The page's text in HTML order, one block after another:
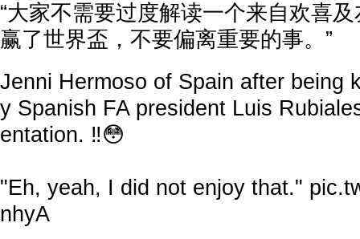
“大家不需要过度解读一个来自欢喜
赢了世界盃，不要偏离重要的事。”
Jenni Hermoso of Spain after being
y Spanish FA president Luis
entation. ‼😳
"Eh, yeah, I did not enjoy that."
nhyA